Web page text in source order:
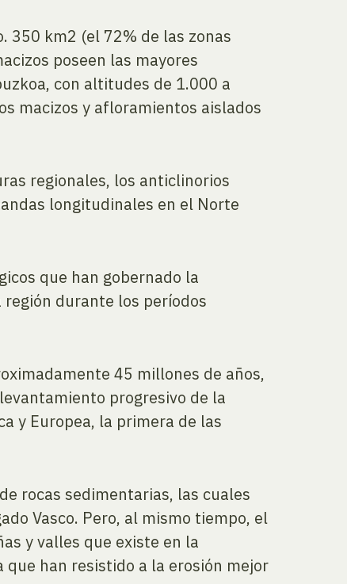
350 km2 (el 72% de las zonas
poseen las mayores
con altitudes de 1.000 a
macizos y afloramientos aislados
regionales, los anticlinorios
longitudinales en el Norte
que han gobernado la
durante los períodos
45 millones de años,
progresivo de la
y Europea, la primera de las
rocas sedimentarias, las cuales
Vasco. Pero, al mismo tiempo, el
y valles que existe en la
han resistido a la erosión mejor